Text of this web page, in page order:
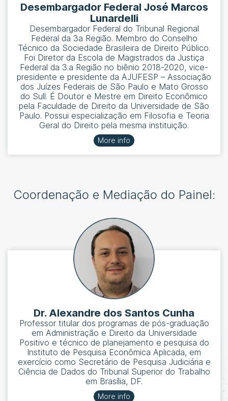
Desembargador Federal José Marcos
Lunardelli
Desembargador Federal do Tribunal Regional
Federal da 3a Região. Membro do Conselho
Técnico da Sociedade Brasileira de Direito Público.
Foi Diretor da Escola de Magistrados da Justiça
Federal da 3.a Região no biênio 2018-2020, vice-
presidente e presidente da AJUFESP – Associação
dos Juízes Federais de São Paulo e Mato Grosso
do Sull. É Doutor e Mestre em Direito Econômico
pela Faculdade de Direito da Universidade de São
Paulo. Possui especialização em Filosofia e Teoria
Geral do Direito pela mesma instituição.
More info
Coordenação e Mediação do Painel:
Dr. Alexandre dos Santos Cunha
Professor titular dos programas de pós-graduação
em Administração e Direito da Universidade
Positivo e técnico de planejamento e pesquisa do
Instituto de Pesquisa Econômica Aplicada, em
exercício como Secretário de Pesquisa Judiciária e
Ciência de Dados do Tribunal Superior do Trabalho
em Brasília, DF.
More info